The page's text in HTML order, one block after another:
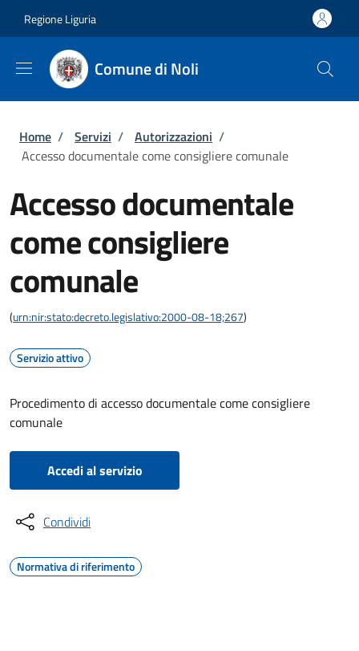
Regione Liguria
Comune di Noli
Briciole di pane
Home / Servizi / Autorizzazioni /
Accesso documentale come consigliere comunale
Accesso documentale
come consigliere
comunale
(urn:nir:stato:decreto.legislativo:2000-08-18;267)
Servizio attivo
Procedimento di accesso documentale come consigliere
comunale
Accedi al servizio
Condividi
Normativa di riferimento